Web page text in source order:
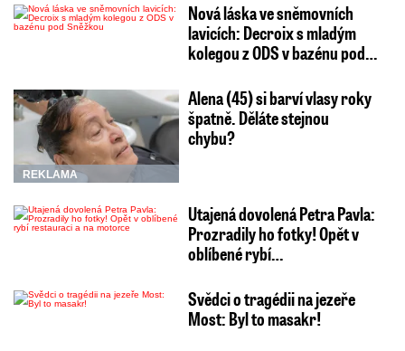
Nová láska ve sněmovních
lavicích: Decroix s mladým
kolegou z ODS v bazénu pod…
REKLAMA
Alena (45) si barví vlasy roky
špatně. Děláte stejnou
chybu?
Utajená dovolená Petra Pavla:
Prozradily ho fotky! Opět v
oblíbené rybí…
Svědci o tragédii na jezeře
Most: Byl to masakr!